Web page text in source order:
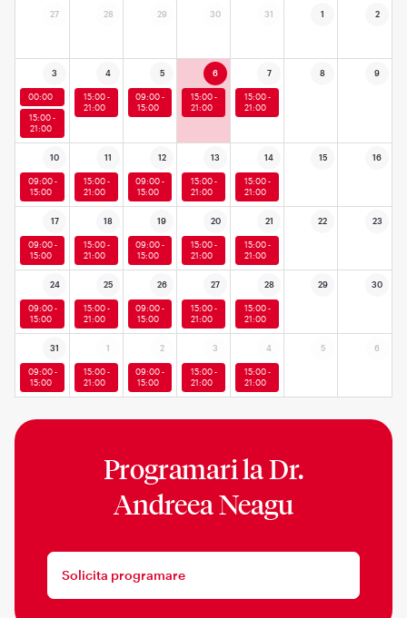
27 28 29 30 31 1 2
3 4 5 6 7 8 9
00:00
15:00 -
21:00
09:00 -
15:00
15:00 -
21:00
15:00 -
21:00
15:00 -
21:00
10 11 12 13 14 15 16
09:00 -
15:00
15:00 -
21:00
09:00 -
15:00
15:00 -
21:00
15:00 -
21:00
17 18 19 20 21 22 23
09:00 -
15:00
15:00 -
21:00
09:00 -
15:00
15:00 -
21:00
15:00 -
21:00
24 25 26 27 28 29 30
09:00 -
15:00
15:00 -
21:00
09:00 -
15:00
15:00 -
21:00
15:00 -
21:00
31 1 2 3 4 5 6
09:00 -
15:00
15:00 -
21:00
09:00 -
15:00
15:00 -
21:00
15:00 -
21:00
Programari laDr.
Andreea Neagu
Solicita programare